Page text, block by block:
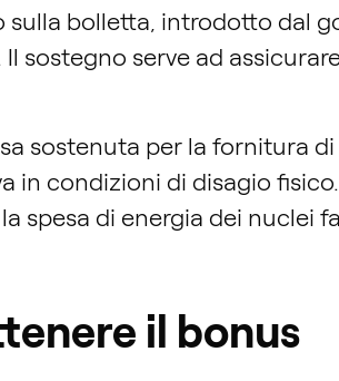
bolletta, introdotto dal
Il sostegno serve ad
sostenuta per la fornitura
in condizioni di disagio fisico.
spesa di energia dei nuclei
il bonus